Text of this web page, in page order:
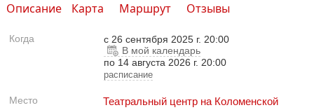
Описание Карта Маршрут Отзывы
Когда с 26 сентября 2025 г. 20:00
В мой календарь
по 14 августа 2026 г. 20:00
расписание
Место Театральный центр на Коломенской